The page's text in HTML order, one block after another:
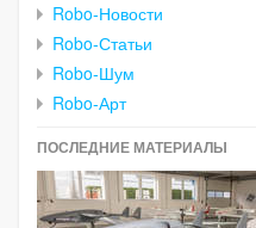
Robo-Новости
Robo-Статьи
Robo-Шум
Robo-Арт
ПОСЛЕДНИЕ МАТЕРИАЛЫ